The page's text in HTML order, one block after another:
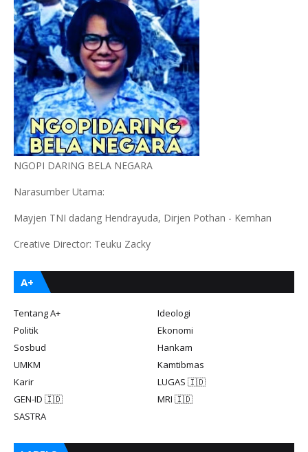
NGOPI DARING BELA NEGARA
Narasumber Utama:
Mayjen TNI dadang Hendrayuda, Dirjen Pothan - Kemhan
Creative Director: Teuku Zacky
A+
Tentang A+
Ideologi
Politik
Ekonomi
Sosbud
Hankam
UMKM
Kamtibmas
Karir
LUGAS 🇮🇩
GEN-ID 🇮🇩
MRI 🇮🇩
SASTRA